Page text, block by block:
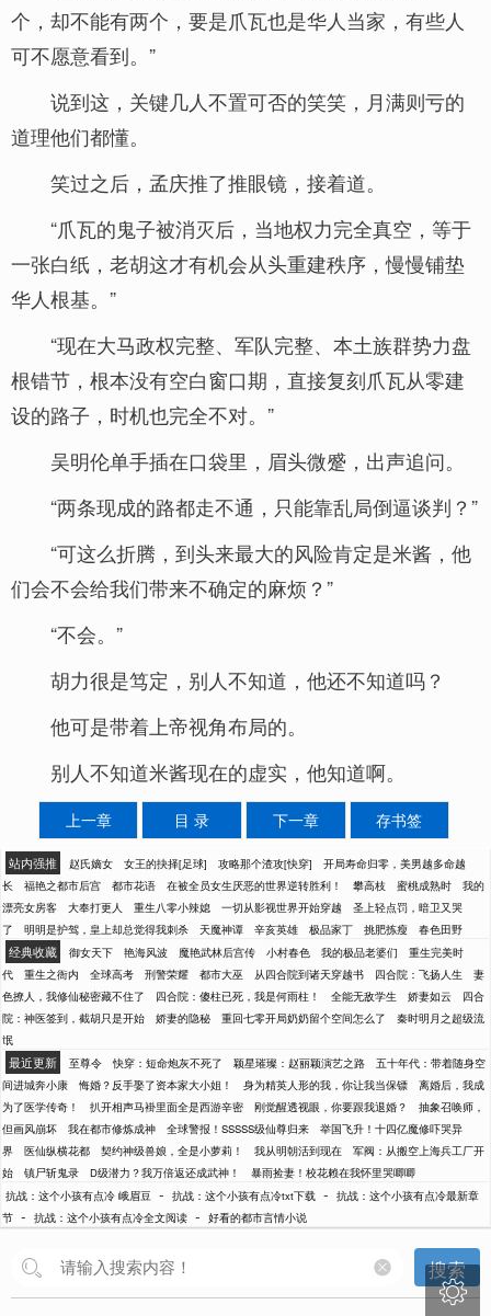
个，却不能有两个，要是爪瓦也是华人当家，有些人
可不愿意看到。”
说到这，关键几人不置可否的笑笑，月满则亏的
道理他们都懂。
笑过之后，孟庆推了推眼镜，接着道。
“爪瓦的鬼子被消灭后，当地权力完全真空，等于
一张白纸，老胡这才有机会从头重建秩序，慢慢铺垫
华人根基。”
“现在大马政权完整、军队完整、本土族群势力盘
根错节，根本没有空白窗口期，直接复刻爪瓦从零建
设的路子，时机也完全不对。”
吴明伦单手插在口袋里，眉头微蹙，出声追问。
“两条现成的路都走不通，只能靠乱局倒逼谈判？”
“可这么折腾，到头来最大的风险肯定是米酱，他
们会不会给我们带来不确定的麻烦？”
“不会。”
胡力很是笃定，别人不知道，他还不知道吗？
他可是带着上帝视角布局的。
别人不知道米酱现在的虚实，他知道啊。
上一章 目 录 下一章 存书签
站内强推 赵氏嫡女 女王的抉择[足球] 攻略那个渣攻[快穿]
开局寿命归零，美男越多命越
长
福艳之都市后宫 都市花语 在被全员女生厌恶的世界逆转胜利！ 攀高枝 蜜桃成熟时
我的
漂亮女房客
大奉打更人 重生八零小辣媳 一切从影视世界开始穿越
圣上轻点罚，暗卫又哭
了
明明是护驾，皇上却总觉得我刺杀 天魔神谭 辛亥英雄 极品家丁 挑肥拣瘦 春色田野
经典收藏 御女天下 艳海风波 魔艳武林后宫传 小村春色 我的极品老婆们
重生完美时
代
重生之衙内 全球高考 刑警荣耀 都市大巫 从四合院到诸天穿越书 四合院：飞扬人生
妻
色撩人，我修仙秘密藏不住了
四合院：傻柱已死，我是何雨柱！ 全能无敌学生 娇妻如云
四合
院：神医签到，截胡只是开始
娇妻的隐秘 重回七零开局奶奶留个空间怎么了
秦时明月之超级流
氓
最近更新 至尊令 快穿：短命炮灰不死了 颖星璀璨：赵丽颖演艺之路
五十年代：带着随身空
间进城奔小康
悔婚？反手娶了资本家大小姐！ 身为精英人形的我，你让我当保镖
离婚后，我成
为了医学传奇！
扒开相声马褂里面全是西游辛密 刚觉醒透视眼，你要跟我退婚？
抽象召唤师，
但画风崩坏
我在都市修炼成神 全球警报！SSSSS级仙尊归来
举国飞升！十四亿魔修吓哭异
界
医仙纵横花都 契约神级兽娘，全是小萝莉！ 我从明朝活到现在
军阀：从搬空上海兵工厂开
始
镇尸斩鬼录 D级潜力？我万倍返还成武神！
暴雨捡妻！校花赖在我怀里哭唧唧
抗战：这个小孩有点冷 峨眉豆 - 抗战：这个小孩有点冷txt下载 - 抗战：这个小孩有点冷最新章
节 - 抗战：这个小孩有点冷全文阅读 - 好看的都市言情小说
搜索
